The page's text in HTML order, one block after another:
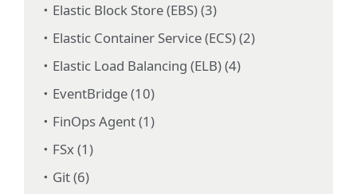
Elastic Block Store (EBS) (3)
Elastic Container Service (ECS) (2)
Elastic Load Balancing (ELB) (4)
EventBridge (10)
FinOps Agent (1)
FSx (1)
Git (6)